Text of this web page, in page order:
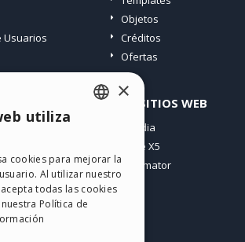
Usuarios
Objetos
Créditos
Ofertas
OTROS SITIOS WEB
Incomedia
WebSite X5
WebAnimator
GERMAN
SPANISH
×
utiliza
cookies para mejorar la
Al utilizar nuestro
todas las cookies
Política de